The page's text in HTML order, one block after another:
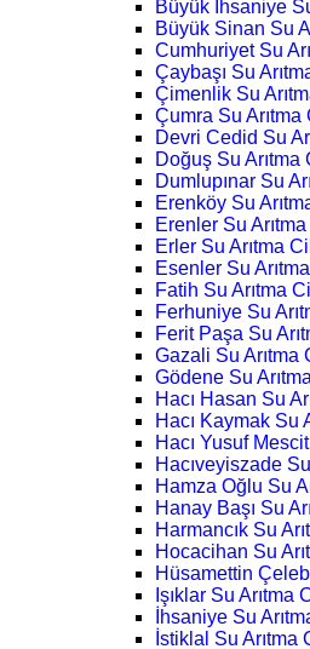
Büyük İhsaniye
Büyük Sinan Su
Cumhuriyet Su
Çaybaşı Su
Çimenlik Su
Çumra Su Arıtma
Devri Cedid Su
Doğuş Su Arıtma
Dumlupınar Su
Erenköy Su
Erenler Su Arıtma
Erler Su Arıtma
Esenler Su
Fatih Su Arıtma
Ferhuniye Su
Ferit Paşa Su
Gazali Su Arıtma
Gödene Su
Hacı Hasan Su
Hacı Kaymak Su
Hacı Yusuf
Hacıveyiszade
Hamza Oğlu Su
Hanay Başı Su
Harmancık Su
Hocacihan Su
Hüsamettin
Işıklar Su Arıtma
İhsaniye Su
İstiklal Su Arıtma